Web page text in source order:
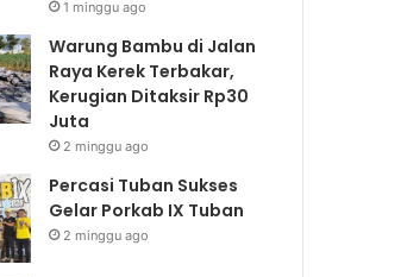
1 minggu ago
Warung Bambu di Jalan
Raya Kerek Terbakar,
Kerugian Ditaksir Rp30
Juta
2 minggu ago
Percasi Tuban Sukses
Gelar Porkab IX Tuban
2 minggu ago